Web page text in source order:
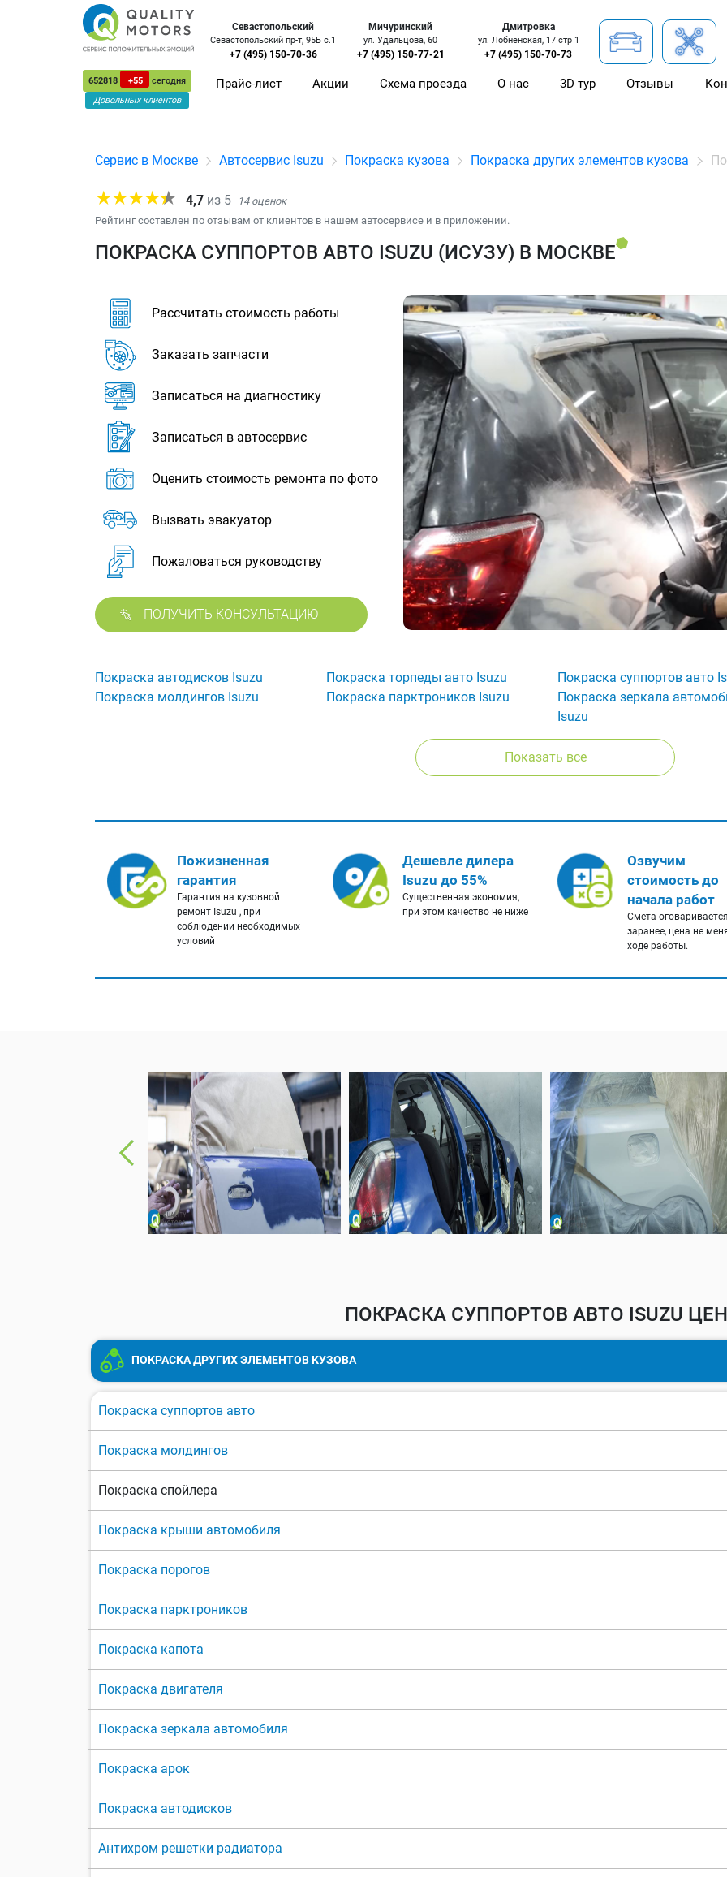
652818 +55
сегодня
Довольных клиентов
Севастопольский
Севастопольский пр-т, 95Б с.1
+7 (495) 150-70-36
Мичуринский
ул. Удальцова, 60
+7 (495) 150-77-21
Дмитровка
ул. Лобненская, 17 стр 1
+7 (495) 150-70-73
Прайс-лист Акции Схема проезда О нас 3D тур Отзывы
Сервис в Москве Автосервис Isuzu Покраска кузова Покраска других элементов кузова
4,7 из 5 14оценок
Рейтинг составлен по отзывам от клиентов в нашем автосервисе и в приложении.
ПОКРАСКА СУППОРТОВ АВТО ISUZU (ИСУЗУ) В МОСКВЕ
Рассчитать стоимость работы
Заказать запчасти
Записаться на диагностику
Записаться в автосервис
Оценить стоимость ремонта по фото
Вызвать эвакуатор
Пожаловаться руководству
ПОЛУЧИТЬ КОНСУЛЬТАЦИЮ
Покраска автодисков Isuzu Покраска торпеды авто Isuzu Покраска суппортов авто
Покраска молдингов Isuzu
Покраска парктроников Isuzu
Покраска зеркала
Isuzu
Показать все
Пожизненная
гарантия
Гарантия на кузовной
ремонт Isuzu , при
соблюдении необходимых
условий
Дешевле дилера
Isuzu до 55%
Существенная экономия,
при этом качество не ниже
Озвучим
стоимость до
начала работ
Смета оговаривается
заранее, цена не
ходе работы.
ПОКРАСКА СУППОРТОВ АВТО ISUZU
ПОКРАСКА ДРУГИХ ЭЛЕМЕНТОВ КУЗОВА
Покраска суппортов авто
Покраска молдингов
Покраска спойлера
Покраска крыши автомобиля
Покраска порогов
Покраска парктроников
Покраска капота
Покраска двигателя
Покраска зеркала автомобиля
Покраска арок
Покраска автодисков
Антихром решетки радиатора